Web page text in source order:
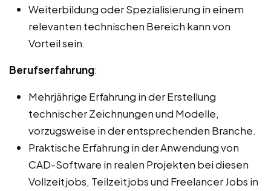
Weiterbildung oder Spezialisierung in einem
relevanten technischen Bereich kann von
Vorteil sein.
Berufserfahrung:
Mehrjährige Erfahrung in der Erstellung
technischer Zeichnungen und Modelle,
vorzugsweise in der entsprechenden Branche.
Praktische Erfahrung in der Anwendung von
CAD-Software in realen Projekten bei diesen
Vollzeitjobs, Teilzeitjobs und Freelancer Jobs in